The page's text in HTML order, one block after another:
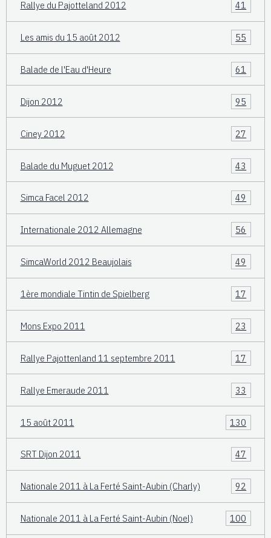
Rallye du Pajotteland 2012 41
Les amis du 15 août 2012 55
Balade de l'Eau d'Heure 61
Dijon 2012 95
Ciney 2012 27
Balade du Muguet 2012 43
Simca Facel 2012 49
Internationale 2012 Allemagne 56
SimcaWorld 2012 Beaujolais 49
1ère mondiale Tintin de Spielberg 17
Mons Expo 2011 23
Rallye Pajottenland 11 septembre 2011 17
Rallye Emeraude 2011 33
15 août 2011 130
SRT Dijon 2011 47
Nationale 2011 à La Ferté Saint-Aubin (Charly) 92
Nationale 2011 à La Ferté Saint-Aubin (Noel) 100